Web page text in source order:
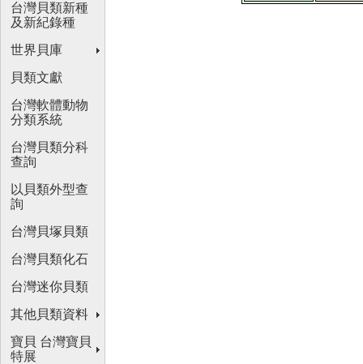
台灣貝類新種
及新紀錄種
世界貝庫
貝類文獻
台灣軟體動物
分類系統
台灣貝類分科
查詢
以貝類外型查
詢
台灣貝塚貝類
台灣貝類化石
台灣迷你貝類
其他貝類資料
寶貝 台灣寶貝
特展